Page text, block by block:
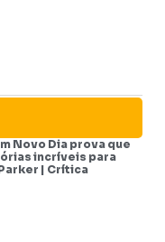
Novo Dia prova que
incríveis para
| Crítica